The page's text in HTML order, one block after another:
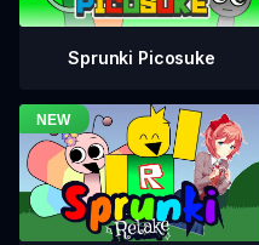
Sprunki Picosuke